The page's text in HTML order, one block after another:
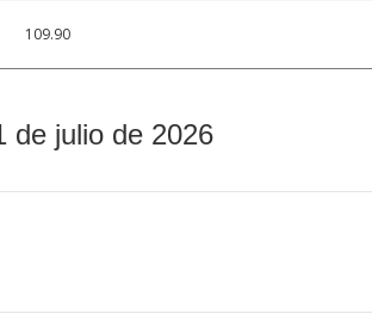
109.90
de julio de 2026